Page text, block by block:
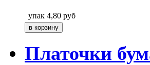
упак 4,80 руб
Платочки